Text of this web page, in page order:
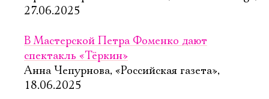
27.06.2025
В Мастерской Петра Фоменко дают
спектакль «Тёркин»
Анна Чепурнова, «Российская газета»,
18.06.2025
Электропочта